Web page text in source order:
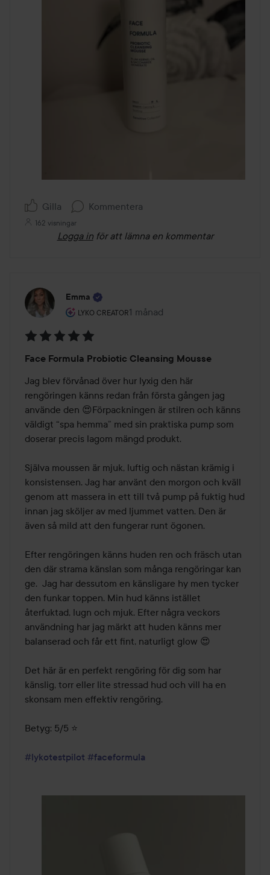
Gilla Kommentera
162 visningar
Logga in för att lämna en kommentar
Emma
LYKO CREATOR
Användarens roll: Lyko Creator.
1 månad
Inlägget skapades 1 månad
5
av
5
Face Formula Probiotic Cleansing Mousse
Jag blev förvånad över hur lyxig den här
rengöringen känns redan från första gången jag
använde den 😍Förpackningen är stilren och känns
väldigt “spa hemma” med sin praktiska pump som
doserar precis lagom mängd produkt.
Själva moussen är mjuk, luftig och nästan krämig i
konsistensen. Jag har använt den morgon och kväll
genom att massera in ett till två pump på fuktig hud
innan jag sköljer av med ljummet vatten. Den är
även så mild att den fungerar runt ögonen.
Efter rengöringen känns huden ren och fräsch utan
den där strama känslan som många rengöringar kan
ge.  Jag har dessutom en känsligare hy men tycker
den funkar toppen. Min hud känns istället
återfuktad, lugn och mjuk. Efter några veckors
användning har jag märkt att huden känns mer
balanserad och får ett fint, naturligt glow 😍
Det här är en perfekt rengöring för dig som har
känslig, torr eller lite stressad hud och vill ha en
skonsam men effektiv rengöring.
Betyg: 5/5 ⭐
#lykotestpilot #faceformula